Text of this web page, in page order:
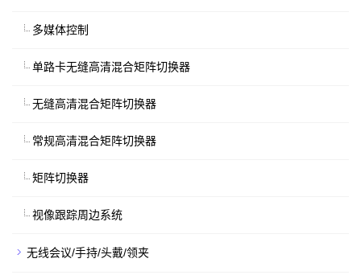
多媒体控制
单路卡无缝高清混合矩阵切换器
无缝高清混合矩阵切换器
常规高清混合矩阵切换器
矩阵切换器
视像跟踪周边系统
无线会议/手持/头戴/领夹